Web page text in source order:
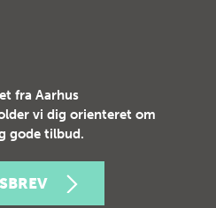
fra Aarhus
vi dig orienteret om
gode tilbud.